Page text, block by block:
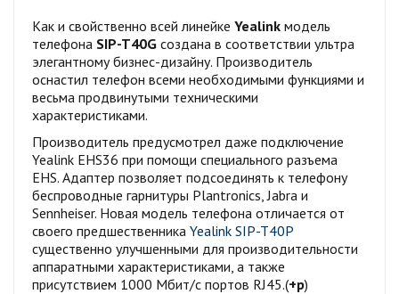
Как и свойственно всей линейке Yealink модель
телефона SIP-T40G создана в соответствии ультра
элегантному бизнес-дизайну. Производитель
оснастил телефон всеми необходимыми функциями и
весьма продвинутыми техническими
характеристиками.
Производитель предусмотрел даже подключение
Yealink EHS36 при помощи специального разъема
EHS. Адаптер позволяет подсоединять к телефону
беспроводные гарнитуры Plantronics, Jabra и
Sennheiser. Новая модель телефона отличается от
своего предшественника Yealink SIP-T40P
существенно улучшенными для производительности
аппаратными характеристиками, а также
присутствием 1000 Мбит/с портов RJ45.(+р)